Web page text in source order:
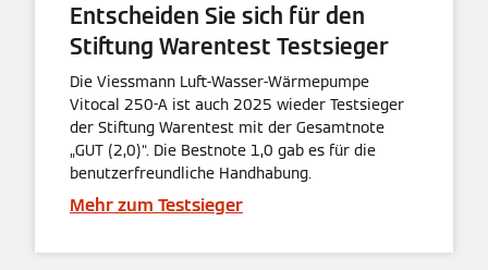
Entscheiden Sie sich für den
Stiftung Warentest Testsieger
Die Viessmann Luft-Wasser-Wärmepumpe
Vitocal 250-A ist auch 2025 wieder Testsieger
der Stiftung Warentest mit der Gesamtnote
„GUT (2,0)“. Die Bestnote 1,0 gab es für die
benutzerfreundliche Handhabung.
Mehr zum Testsieger